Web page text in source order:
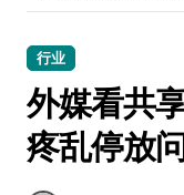
行业
外媒看共
疼乱停放